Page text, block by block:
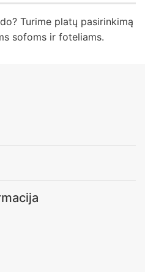
Turime platų pasirinkimą
sofoms ir foteliams.